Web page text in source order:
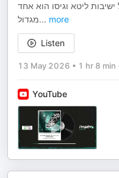
ליטא וגיסו הוא אחד
מגדול... more
Listen
13 May 2026 • 1 hr 8 min
YouTube